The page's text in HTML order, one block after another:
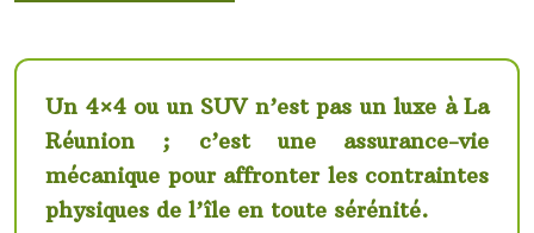
Un 4×4 ou un SUV n’est pas un luxe à La
Réunion ; c’est une assurance-vie
mécanique pour affronter les contraintes
physiques de l’île en toute sérénité.